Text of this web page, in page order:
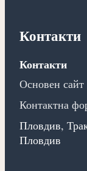
Контакти
Контакти
Основен сайт
Контактна
Пловдив,
Пловдив